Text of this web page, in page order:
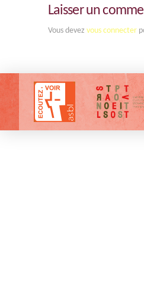
Laisser un
Vous devez vous connecter